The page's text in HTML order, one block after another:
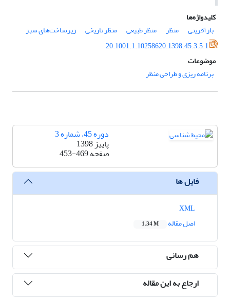
کلیدواژه‌ها
بازآفرینی
منظر منظر طبیعی منظر تاریخی
زیرساخت‌های سبز
20.1001.1.10258620.1398.45.3.5.1
موضوعات
برنامه ریزی و طراحی منظر
دوره 45، شماره 3
پاییز 1398
صفحه453-469
فایل ها
اصل مقاله
1.34 M
هم رسانی
ارجاع به این مقاله